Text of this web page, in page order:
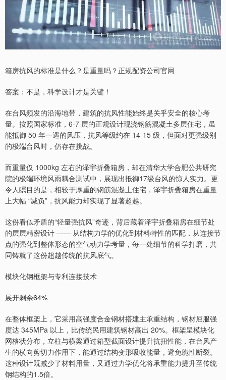
箱房抗风的标准是什么？是重量吗？正规配资公司官网
答案：不是，科学设计才是关键！
在台风频发的沿海地带，建筑的抗风性能始终是关乎安全的核心考
量。按照国家标准，6-7 层的正规设计现浇钢筋混凝土多层住宅，虽
能抵御 50 年一遇的风压，抗风等级约在 14-15 级，但面对更强级别
的极端台风时，仍存在挑战。
而重量仅 1000kg 左右的泽宇折叠箱房，却在清华大学合肥公共研究
院的极端环境风雨耦合测试中，展现出抵御17级台风的惊人实力。更
令人瞩目的是，相较于厚重的钢筋混凝土住宅，泽宇折叠箱房在重量
上大幅 “减负”，抗风能力却实现了显著超越。
这份看似矛盾的“轻量强抗风”奇迹，背后藏着泽宇折叠箱房在细节处
的层层精密设计 —— 从结构力学的优化到材料特性的匹配，从连接节
点的强化到整体形态的空气动力学考量，每一处细节的科学打磨，共
同铸就了这份超越传统的抗风底气。
模块化钢框架与专利连接技术
展开剩余64%
在整体框架上，它采用高强度合金钢材搭建主承重结构，钢材屈服强
度达 345MPa 以上，比传统民用建筑钢材高出 20%。框架呈模块化
网格状分布，立柱与横梁通过箱型截面设计提升抗扭性能，在台风产
生的横向剪切力作用下，能通过结构变形吸收能量，避免脆性断裂。
这种设计既减少了材料用量，又通过力学优化将承重能力提升至传统
钢结构的1.5倍。